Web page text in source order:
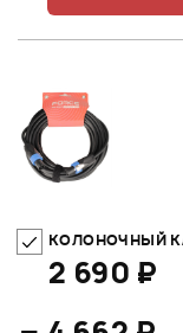
КОЛОНОЧНЫЙ
2 690 ₽